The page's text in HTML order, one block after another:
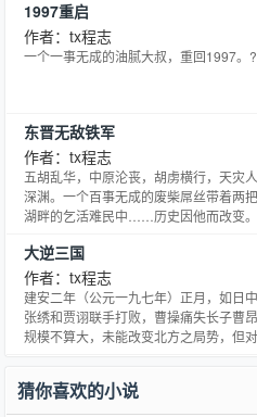
1997重启
作者：tx程志
一个一事无成的油腻大叔，重回1997。
东晋无敌铁军
作者：tx程志
五胡乱华，中原沦丧，胡虏横行，天灾
深渊。一个百事无成的废柴屌丝带着两
湖畔的乞活难民中……历史因他而改变。
山。 且看程志如何血染南北朝。书群号
加入
大逆三国
作者：tx程志
建安二年（公元一九七年）正月，如日
张绣和贾诩联手打败，曹操痛失长子曹
规模不算大，未能改变北方之局势，但
猜你喜欢的小说